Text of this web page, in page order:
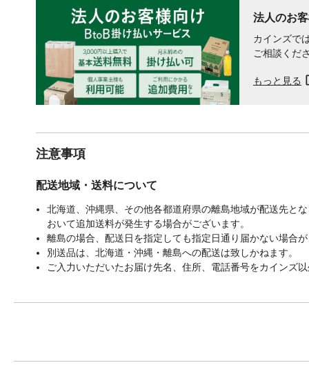
法人のお
カインズで
ご相談くだ
もっと見る
注意事項
配送地域・送料について
北海道、沖縄県、その他各都道府県の離島地域が配送先と
おいて追加送料が発生する場合がございます。
離島の場合、配送日を指定しても指定日通り届かない場合
別送品は、北海道・沖縄・離島への配送は致しかねます。
ご入力いただいたお届け先名、住所、電話番号をカインズ